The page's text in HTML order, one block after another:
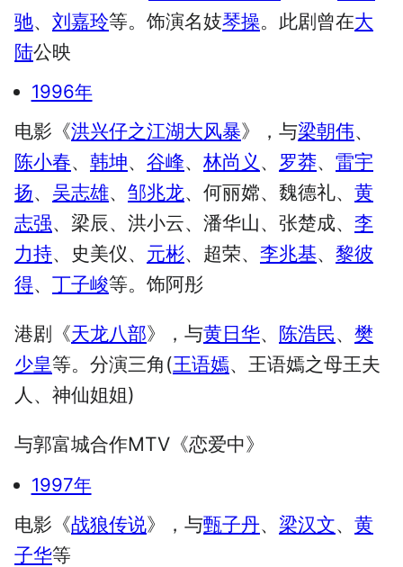
驰、 刘嘉玲等。饰演名妓琴操。此剧曾在大
陆公映
1996年
电影《洪兴仔之江湖大风暴》，与梁朝伟、
陈小春、 韩坤、 谷峰、 林尚义 、 罗莽、 雷宇
扬、 吴志雄、 邹兆龙、何丽嫦、魏德礼、 黄
志强、梁辰、洪小云、潘华山、张楚成、 李
力持、史美仪、 元彬、超荣、 李兆基、 黎彼
得、 丁子峻等。饰阿彤
港剧《天龙八部》，与黄日华、 陈浩民、 樊
少皇等。分演三角(王语嫣、王语嫣之母王夫
人、神仙姐姐)
与郭富城合作MTV《恋爱中》
1997年
电影《战狼传说》，与甄子丹、 梁汉文、 黄
子华等